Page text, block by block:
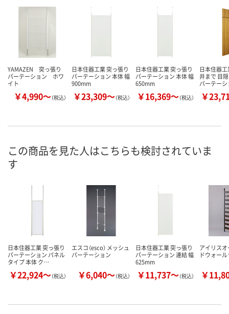
YAMAZEN 突っ張り
パーテーション ホワ
イト
￥4,990～（税込）
日本住器工業 突っ張り
パーテーション 本体 幅
900mm
￥23,309～（税込）
日本住器工業 突っ張り
パーテーション 本体 幅
650mm
￥16,369～（税込）
日本住器
井まで 目
パーテー
￥
この商品を見た人はこちらも検討されていま
す
日本住器工業 突っ張り
パーテーション パネル
タイプ 本体 ク…
￥22,924～（税込）
エスコ（esco） メッシュ
パーテーション
￥6,040～（税込）
日本住器工業 突っ張り
パーテーション 連結 幅
625mm
￥11,737～（税込）
アイリス
ドウォー
￥